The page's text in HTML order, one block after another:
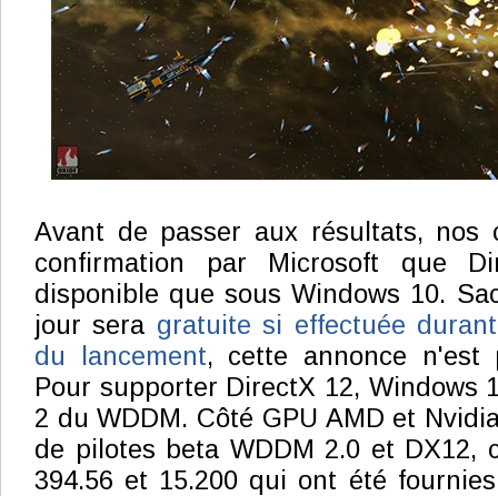
Avant de passer aux résultats, nos
confirmation par Microsoft que
disponible que sous Windows 10.
jour sera gratuite si effectuée
du lancement, cette annonce n'est
Pour supporter DirectX 12, Windows
2 du WDDM. Côté GPU AMD et
de pilotes beta WDDM 2.0 et DX12,
394.56 et 15.200 qui ont été